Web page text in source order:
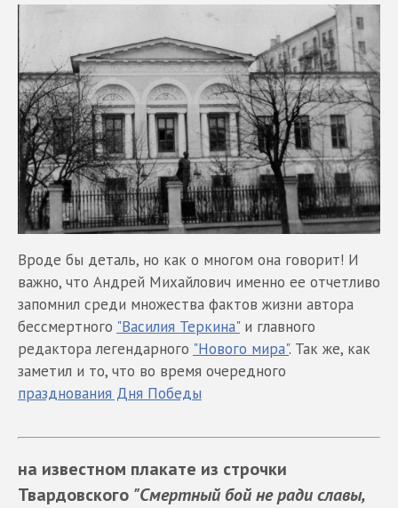
Вроде бы деталь, но как о многом она говорит! И
важно, что Андрей Михайлович именно ее отчетливо
запомнил среди множества фактов жизни автора
бессмертного "Василия Теркина"и главного
редактора легендарного "Нового мира". Так же, как
заметил и то, что во время очередного
празднования Дня Победы
на известном плакате из строчки
Твардовского "Смертный бой не ради славы,